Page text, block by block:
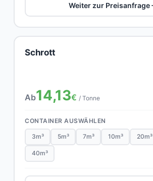
Weiter zur Preisanfrage
Schrott
Ab14,13€ / Tonne
CONTAINER AUSWÄHLEN
3m³ 5m³ 7m³ 10m³ 20m³
40m³